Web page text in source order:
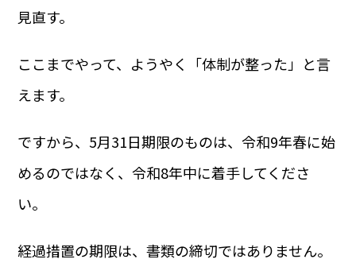
見直す。
ここまでやって、ようやく「体制が整った」と言
えます。
ですから、5月31日期限のものは、令和9年春に始
めるのではなく、令和8年中に着手してくださ
い。
経過措置の期限は、書類の締切ではありません。